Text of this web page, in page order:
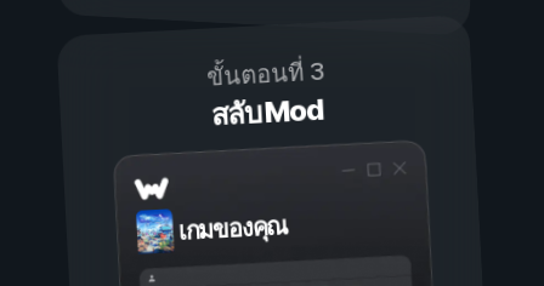
ขั้นตอนที่ 3
สลับ Mod
เกมของคุณ